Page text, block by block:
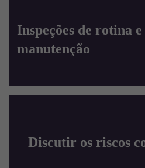
Inspeções de rotina
manutenção
Discutir os riscos